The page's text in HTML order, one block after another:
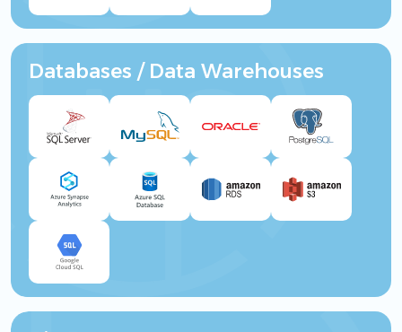
Databases / Data Warehouses